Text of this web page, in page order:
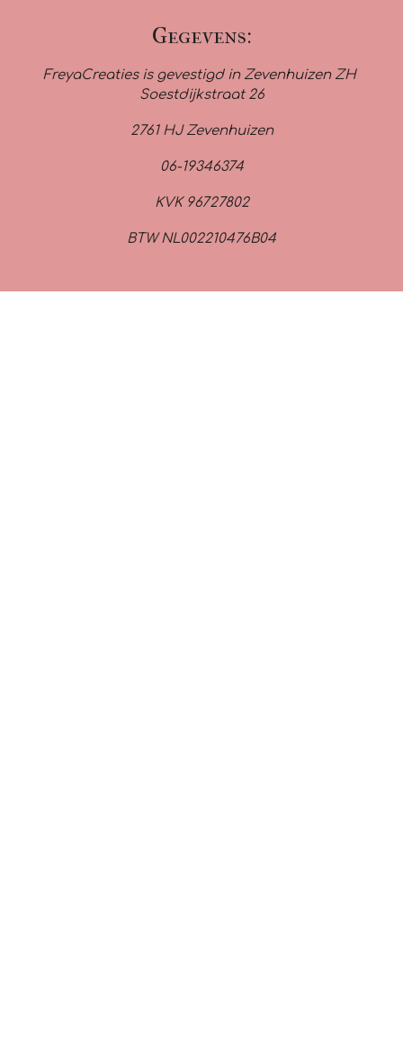
Gegevens:
FreyaCreaties is gevestigd in Zevenhuizen ZH
Soestdijkstraat 26
2761 HJ Zevenhuizen
06-19346374
KVK 96727802
BTW NL002210476B04